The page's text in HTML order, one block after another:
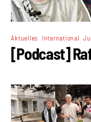
Aktuelles International ,
[Podcast]